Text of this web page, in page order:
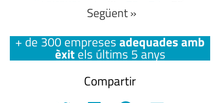
Següent »
+ de 300 empresesadequades amb
èxitels últims 5 anys
Compartir